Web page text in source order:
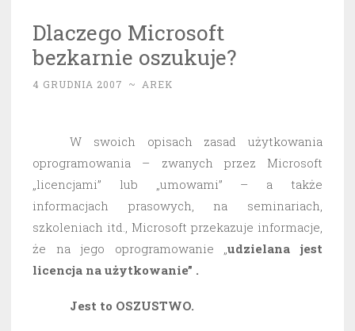
Dlaczego Microsoft
bezkarnie oszukuje?
4 GRUDNIA 2007 ~ AREK
W swoich opisach zasad użytkowania
oprogramowania – zwanych przez Microsoft
„licencjami” lub „umowami” – a także
informacjach prasowych, na seminariach,
szkoleniach itd., Microsoft przekazuje informacje,
że na jego oprogramowanie „udzielana jest
licencja na użytkowanie” .
Jest to OSZUSTWO.